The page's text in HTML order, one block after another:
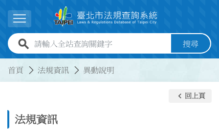
展開選單
全站查詢關鍵字欄位 搜尋
首頁 法規資訊 異動說明
法規資訊
keyboard_arrow_left 回上頁